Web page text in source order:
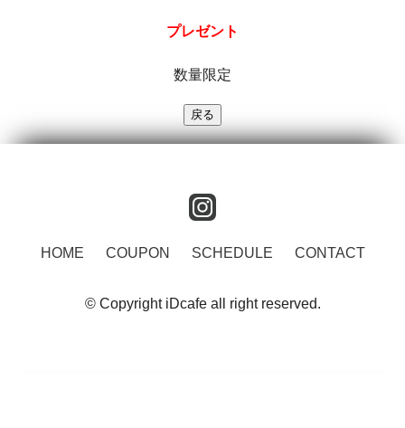
プレゼント
数量限定
HOME COUPON SCHEDULE CONTACT
© Copyright iDcafe all right reserved.